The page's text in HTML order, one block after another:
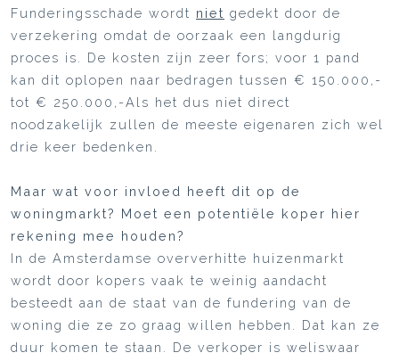
Funderingsschade wordt niet gedekt door de
verzekering omdat de oorzaak een langdurig
proces is. De kosten zijn zeer fors; voor 1 pand
kan dit oplopen naar bedragen tussen € 150.000,-
tot € 250.000,-Als het dus niet direct
noodzakelijk zullen de meeste eigenaren zich wel
drie keer bedenken.
Maar wat voor invloed heeft dit op de
woningmarkt? Moet een potentiële koper hier
rekening mee houden?
In de Amsterdamse oververhitte huizenmarkt
wordt door kopers vaak te weinig aandacht
besteedt aan de staat van de fundering van de
woning die ze zo graag willen hebben. Dat kan ze
duur komen te staan. De verkoper is weliswaar